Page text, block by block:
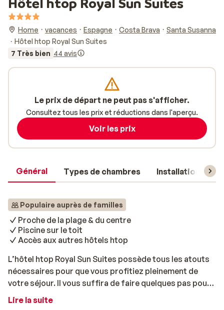
Home vacances Espagne Costa Brava
Santa Susanna
Hôtel htop Royal Sun Suites
7 Très bien 44 avis
Général Types de chambres Installations
Populaire auprès de familles
Proche de la plage & du centre
Piscine sur le toit
Accès aux autres hôtels htop
L’hôtel htop Royal Sun Suites possède tous les atouts
nécessaires pour que vous profitiez pleinement de
votre séjour. Il vous suffira de faire quelques pas pour
vous retrouver les pieds dans l’eau et rejoindre le
Lire la suite
Le prix de départ ne peut pas s'afficher.
Consultez tous les prix et réductions dans l'aperçu.
Voir les prix